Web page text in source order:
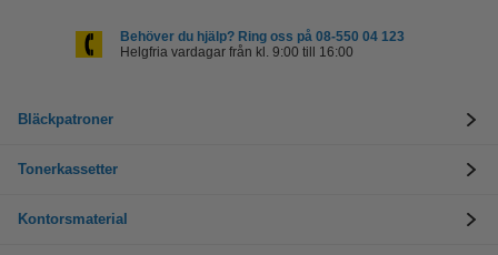
Behöver du hjälp? Ring oss på 08-550 04 123
Helgfria vardagar från kl. 9:00 till 16:00
Bläckpatroner
Tonerkassetter
Kontorsmaterial